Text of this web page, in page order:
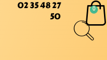
02 35 48 27
50